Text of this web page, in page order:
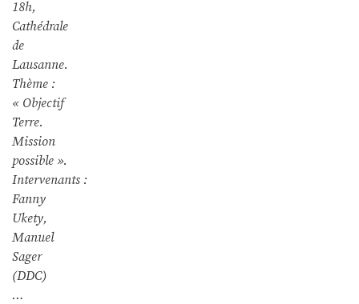
18h,
Cathédrale
de
Lausanne.
Thème :
« Objectif
Terre.
Mission
possible ».
Intervenants :
Fanny
Ukety,
Manuel
Sager
(DDC)
…